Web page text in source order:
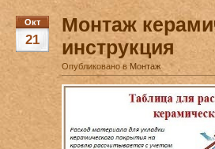
Окт
21
Монтаж
инструкция
Опубликовано вМонтаж